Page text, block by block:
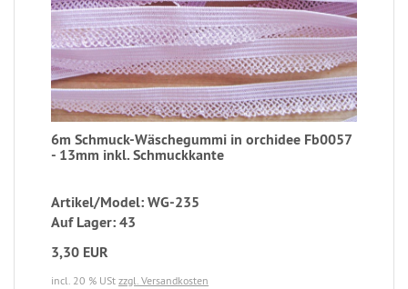
6m Schmuck-Wäschegummi in orchidee Fb0057
- 13mm inkl. Schmuckkante
Artikel/Model: WG-235
Auf Lager: 43
3,30 EUR
incl. 20 % USt zzgl. Versandkosten